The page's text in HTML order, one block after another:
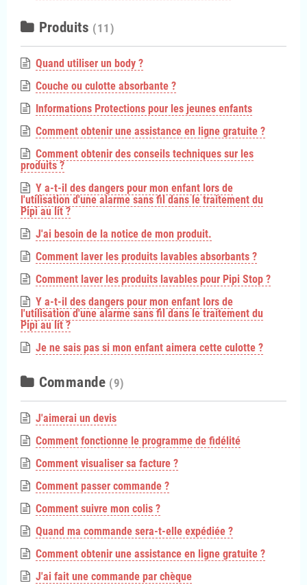
Produits (11)
Quand utiliser un body ?
Couche ou culotte absorbante ?
Informations Protections pour les jeunes enfants
Comment obtenir une assistance en ligne gratuite ?
Comment obtenir des conseils techniques sur les
produits ?
Y a-t-il des dangers pour mon enfant lors de
l'utilisation d'une alarme sans fil dans le traitement du
Pipi au lit ?
J'ai besoin de la notice de mon produit.
Comment laver les produits lavables absorbants ?
Comment laver les produits lavables pour Pipi Stop ?
Y a-t-il des dangers pour mon enfant lors de
l'utilisation d'une alarme sans fil dans le traitement du
Pipi au lit ?
Je ne sais pas si mon enfant aimera cette culotte ?
Commande (9)
J'aimerai un devis
Comment fonctionne le programme de fidélité
Comment visualiser sa facture ?
Comment passer commande ?
Comment suivre mon colis ?
Quand ma commande sera-t-elle expédiée ?
Comment obtenir une assistance en ligne gratuite ?
J'ai fait une commande par chèque